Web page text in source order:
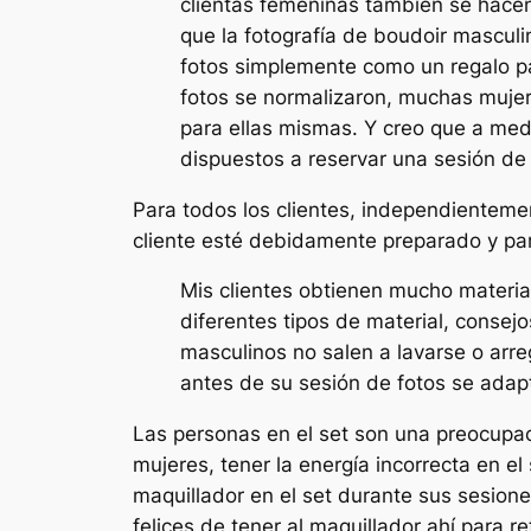
que la fotografía de boudoir
fotos simplemente como un regalo
fotos se normalizaron, muchas
para ellas mismas. Y creo que a
dispuestos a reservar una sesión
Para todos los clientes,
cliente esté debidamente preparado y
Mis clientes obtienen mucho
diferentes tipos de material,
masculinos no salen a lavarse o
antes de su sesión de fotos se
Las personas en el set son una
mujeres, tener la energía incorrecta en
maquillador en el set durante sus